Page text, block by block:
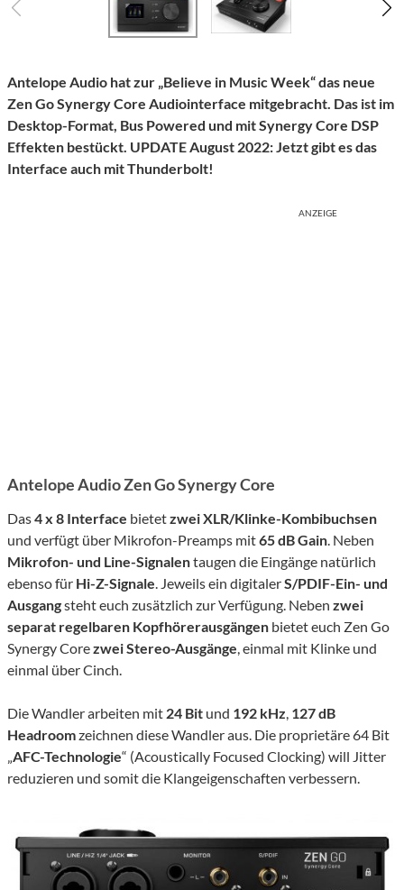
Antelope Audio hat zur „Believe in Music Week“ das neue
Zen Go Synergy Core Audiointerface mitgebracht. Das ist im
Desktop-Format, Bus Powered und mit Synergy Core DSP
Effekten bestückt. UPDATE August 2022: Jetzt gibt es das
Interface auch mit Thunderbolt!
ANZEIGE
Antelope Audio Zen Go Synergy Core
Das4 x 8 Interface bietetzwei XLR/Klinke-Kombibuchsen
und verfügt über Mikrofon-Preamps mit65 dB Gain. Neben
Mikrofon- und Line-Signalentaugen die Eingänge natürlich
ebenso für Hi-Z-Signale. Jeweils ein digitalerS/PDIF-Ein- und
Ausgangsteht euch zusätzlich zur Verfügung. Neben zwei
separat regelbaren Kopfhörerausgängen bietet euch Zen Go
Synergy Corezwei Stereo-Ausgänge, einmal mit Klinke und
einmal über Cinch.
Die Wandler arbeiten mit 24 Bit und 192 kHz, 127 dB
Headroomzeichnen diese Wandler aus. Die proprietäre 64 Bit
„AFC-Technologie“ (Acoustically Focused Clocking) will Jitter
reduzieren und somit die Klangeigenschaften verbessern.